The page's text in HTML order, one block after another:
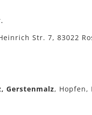
Str. 7, 83022
Gerstenmalz, Hopfen,